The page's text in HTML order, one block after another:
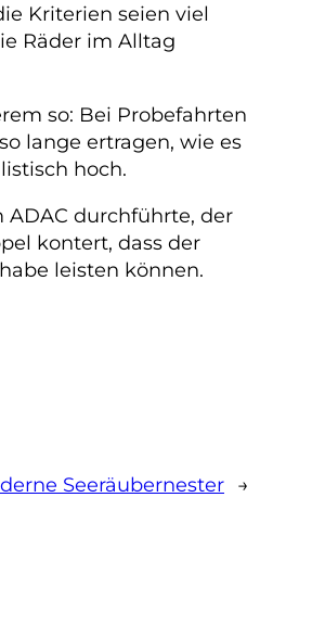
Kriterien seien viel
Räder im Alltag
so: Bei Probefahrten
lange ertragen, wie es
hoch.
durchführte, der
kontert, dass der
leisten können.
Seeräubernester →